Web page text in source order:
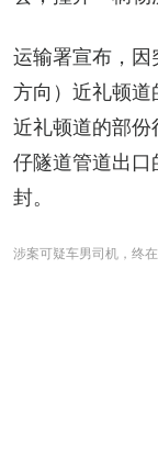
运输署宣布，
方向）近礼顿道
近礼顿道的部
仔隧道管道出
封。
涉案可疑车男司机，终